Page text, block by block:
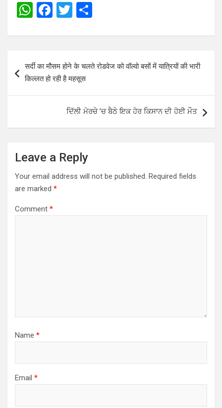
W
at
s
A
F
ce
o
T
tt
er
ar
e
navigation
सर्दी का मौसम होने के चलते रोडवेज को वॉल्वो बसों में यात्रियों की भारी
किल्लत हो रही है महसूस
ਦਿੱਲੀ ਮੋਰਚੇ ’ਚ ਬੈਠੇ ਇਕ ਹੋਰ ਕਿਸਾਨ ਦੀ ਹੋਈ ਮੌਤ
Leave a Reply
Your email address will not be published. Required fields
are marked *
Comment *
Name *
Email *